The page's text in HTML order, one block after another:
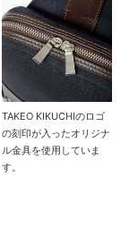
TAKEO KIKUCHIのロゴ
の刻印が入ったオリジナ
ル金具を使用していま
す。